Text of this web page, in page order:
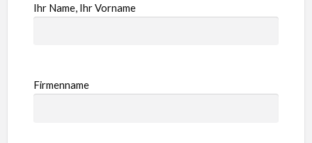
Ihr Name, Ihr Vorname
Firmenname